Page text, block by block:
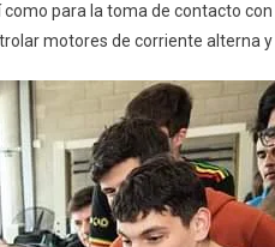
para la toma de contacto con
motores de corriente alterna y